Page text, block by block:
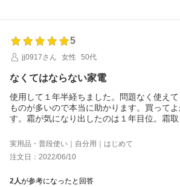
5
jj0917さん
女性 50代
なくてはならない家電
使用して１年半経ちました。問題なく使え
ものが多いので本当に助かります。買って
す。霜が気になり出したのは１年目位。霜取
実用品・普段使い｜自分用｜はじめて
注文日：2022/06/10
2人が参考になったと回答